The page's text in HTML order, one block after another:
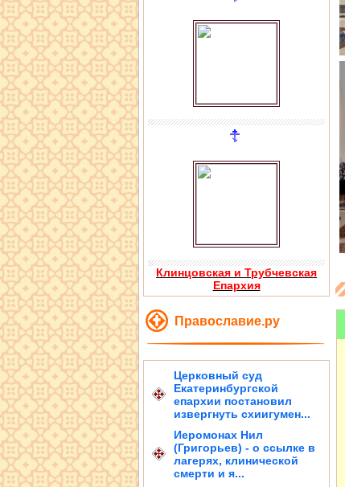
Клинцовская и Трубчевская
Епархия
Православие.ру
Церковный суд
Екатеринбургской
епархии постановил
извергнуть схиигумен...
Иеромонах Нил
(Григорьев) - о ссылке в
лагерях, клинической
смерти и я...